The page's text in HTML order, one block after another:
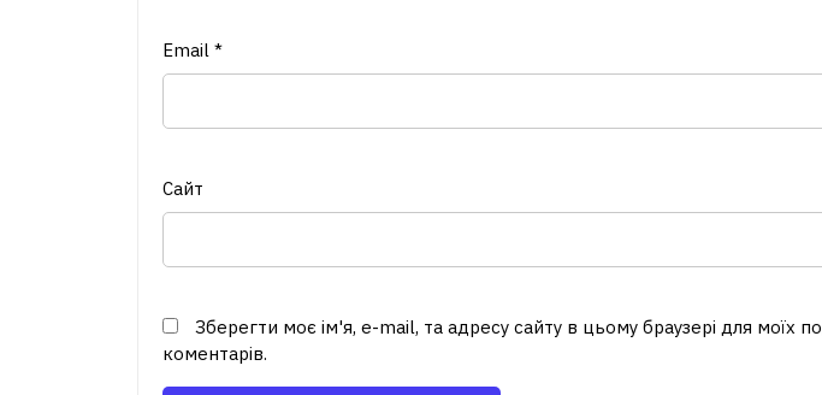
Email *
Сайт
Зберегти моє ім'я, e-mail, та адресу сайту в цьому браузері для моїх
коментарів.